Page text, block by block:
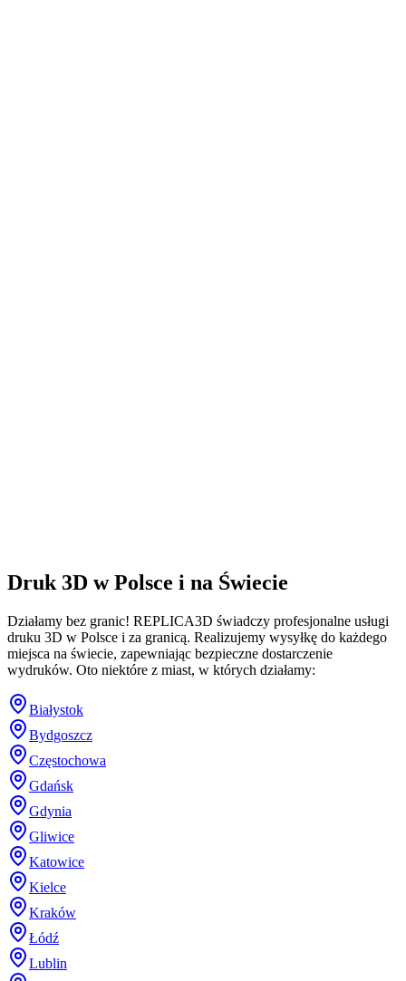
Druk 3D w Polsce i na Świecie
Działamy bez granic! REPLICA3D świadczy profesjonalne usługi
druku 3D w Polsce i za granicą. Realizujemy wysyłkę do każdego
miejsca na świecie, zapewniając bezpieczne dostarczenie
wydruków. Oto niektóre z miast, w których działamy:
Białystok
Bydgoszcz
Częstochowa
Gdańsk
Gdynia
Gliwice
Katowice
Kielce
Kraków
Łódź
Lublin